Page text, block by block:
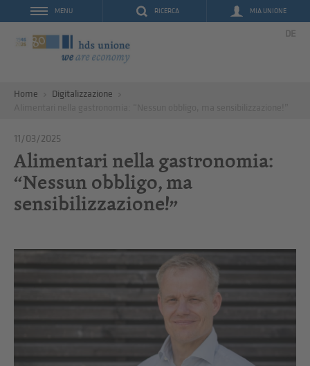
RICERCA MIA UNIONE
MENU
DE
Home
Digitalizzazione
11/03/2025
Alimentari nella gastronomia:
“Nessun obbligo, ma
sensibilizzazione!”